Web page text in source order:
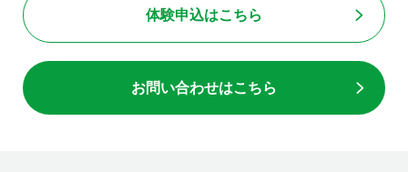
体験申込はこちら
お問い合わせはこちら